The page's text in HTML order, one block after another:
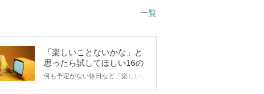
一覧
「楽しいことないかな」と
思ったら試してほしい16の
こと
何も予定がない休日など「楽しいこ